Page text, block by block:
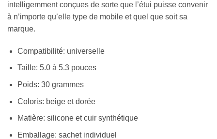
intelligemment conçues de sorte que l’étui puisse convenir
à n’importe qu’elle type de mobile et quel que soit sa
marque.
Compatibilité: universelle
Taille: 5.0 à 5.3 pouces
Poids: 30 grammes
Coloris: beige et dorée
Matière: silicone et cuir synthétique
Emballage: sachet individuel